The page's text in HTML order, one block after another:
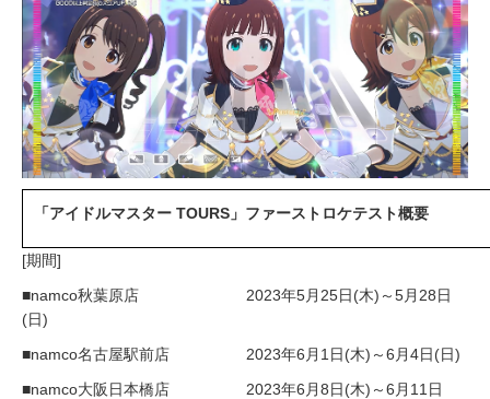
「アイドルマスター TOURS」ファーストロケテスト概要
[期間]
■namco秋葉原店 2023年5月25日(木)～5月28日
(日)
■namco名古屋駅前店 2023年6月1日(木)～6月4日(日)
■namco大阪日本橋店 2023年6月8日(木)～6月11日